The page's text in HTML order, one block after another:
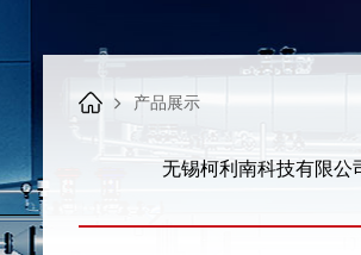
产品展示
无锡柯利南科技有限公